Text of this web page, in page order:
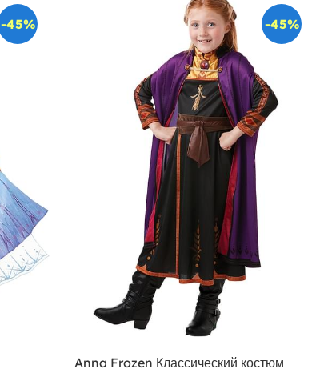
-45% -45%
Anna Frozen Классический костюм